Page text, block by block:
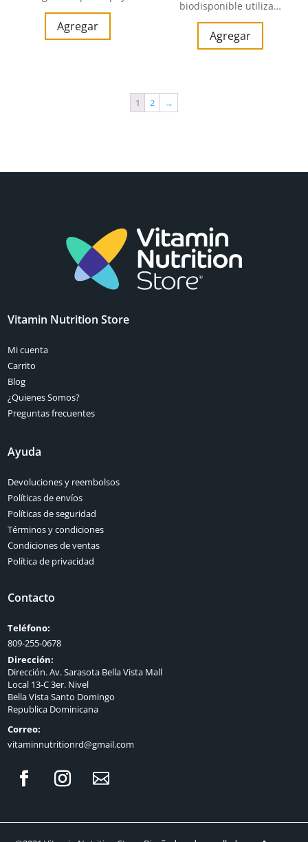
Agregar
biodisponible utiliza…
Agregar
1 2 →
Vitamin Nutrition Store
Mi cuenta
Carrito
Blog
¿Quienes Somos?
Preguntas frecuentes
Ayuda
Devoluciones y reembolsos
Políticas de envíos
Políticas de seguridad
Términos y condiciones
Condiciones de ventas
Política de privacidad
Contacto
Teléfono:
809-255-0678
Dirección:
Dirección. Av. Sarasota Bella Vista Mall
Local 13-C 3er. Nivel
Bella Vista Santo Domingo
Republica Dominicana
Correo:
vitaminnutritionrd@gmail.com